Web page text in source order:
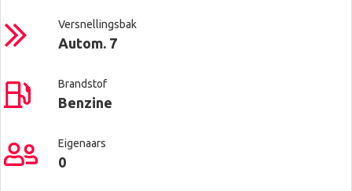
Versnellingsbak
Autom. 7
Brandstof
Benzine
Eigenaars
0